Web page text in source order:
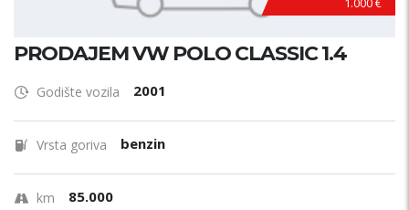
PRODAJEM VW POLO CLASSIC 1.4
Godište vozila 2001
Vrsta goriva benzin
km 85.000